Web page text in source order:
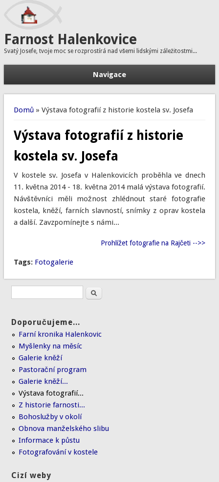
Farnost Halenkovice
Svatý Josefe, tvoje moc se rozprostírá nad všemi lidskými záležitostmi...
Navigace
Jste zde
Domů» Výstava fotografií z historie kostela sv. Josefa
Výstava fotografií z historie
kostela sv. Josefa
V kostele sv. Josefa v Halenkovicích proběhla ve dnech
11. května 2014 - 18. května 2014 malá výstava fotografií.
Návštěvníci měli možnost zhlédnout staré fotografie
kostela, kněží, farních slavností, snímky z oprav kostela
a další. Zavzpomínejte s námi...
Prohlížet fotografie na Rajčeti -->>
Tags: Fotogalerie
Vyhledávání
Doporučujeme...
Farní kronika Halenkovic
Myšlenky na měsíc
Galerie kněží
Pastorační program
Galerie kněží...
Výstava fotografií...
Z historie farnosti...
Bohoslužby v okolí
Obnova manželského slibu
Informace k půstu
Fotografování v kostele
Cizí weby